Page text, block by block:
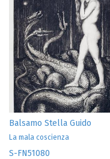
Balsamo Stella Guido
La mala coscienza
S-FN51080